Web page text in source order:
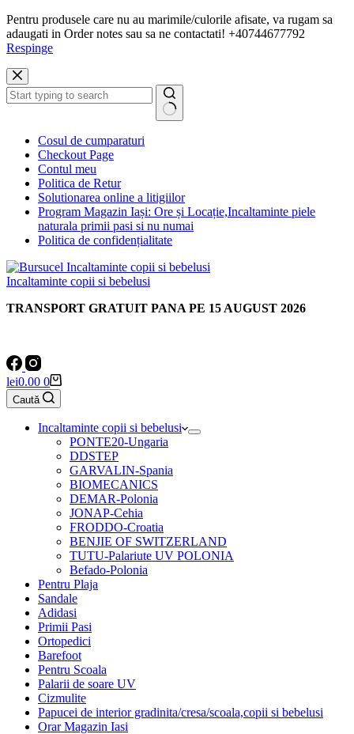
Pentru produsele care nu au marimile/culorile afisate, va rugam sa
adaugati in Order notes sau sa ne contactati! +40744677792
Respinge
Sari
la
conținut
rezultatCosul de cumparaturi
Checkout Page
Contul meu
Politica de Retur
Solutionarea online a litigiilor
Program Magazin Iași: Ore și Locație,Incaltaminte piele
naturala primii pasi si nu numai
Politica de confidențialitate
Incaltaminte copii si bebelusi
TRANSPORT GRATUIT PANA PE 15 AUGUST 2026
Coș
de
cumpărături
lei0.00 0
Caută
Incaltaminte copii si bebelusi
PONTE20-Ungaria
DDSTEP
GARVALIN-Spania
BIOMECANICS
DEMAR-Polonia
JONAP-Cehia
FRODDO-Croatia
BENJIE OF SWITZERLAND
TUTU-Palariute UV POLONIA
Befado-Polonia
Pentru Plaja
Sandale
Adidasi
Primii Pasi
Ortopedici
Barefoot
Pentru Scoala
Palarii de soare UV
Cizmulite
Papucei de interior gradinita/cresa/scoala,copii si bebelusi
Orar Magazin Iasi